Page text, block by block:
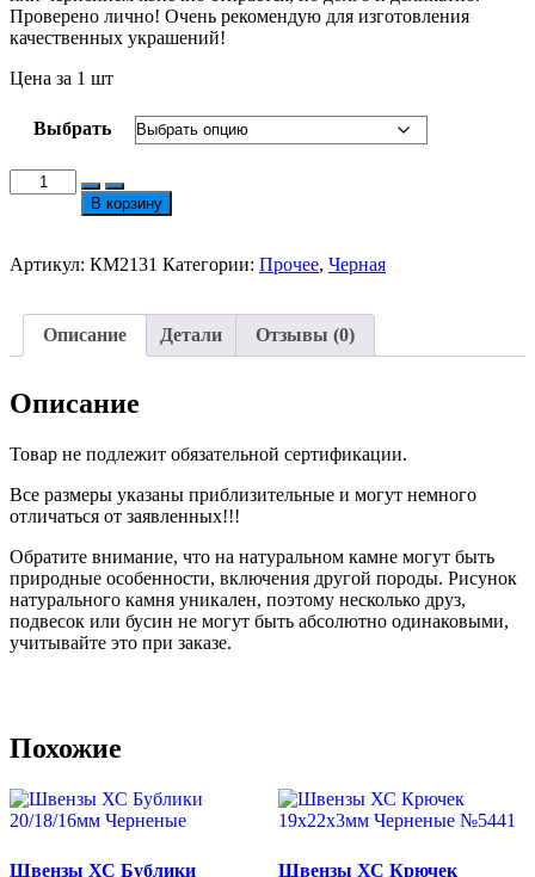
Проверено лично! Очень рекомендую для изготовления
качественных украшений!
Цена за 1 шт
Выбрать
Количество
товара
Основа
3
№2131
В корзину
Артикул: КМ2131 Категории: Прочее, Черная
Описание Детали Отзывы (0)
Описание
Товар не подлежит обязательной сертификации.
Все размеры указаны приблизительные и могут немного
отличаться от заявленных!!!
Обратите внимание, что на натуральном камне могут быть
природные особенности, включения другой породы. Рисунок
натурального камня уникален, поэтому несколько друз,
подвесок или бусин не могут быть абсолютно одинаковыми,
учитывайте это при заказе.
Похожие
Швензы ХС Бублики Швензы ХС Крючек